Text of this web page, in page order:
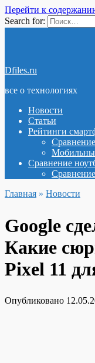
Перейти к
Search for:
Dfiles.ru
все о технологиях
Новости
Статьи
Рейтинги
Сравнение
Главная » Новости
Google
Какие
Pixel 11
Опубликовано